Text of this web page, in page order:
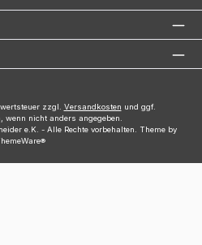
zzgl. Versandkosten und ggf.
wenn nicht anders angegeben.
e.K. - Alle Rechte vorbehalten. Theme by